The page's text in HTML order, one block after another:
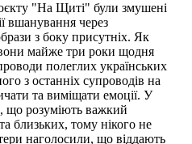
"На Щиті" були змушені
вшанування через
з боку присутніх. Як
майже три роки щодня
полеглих українських
з останніх супроводів на
та виміщати емоції. У
що розуміють важкий
близьких, тому нікого не
наголосили, що віддають